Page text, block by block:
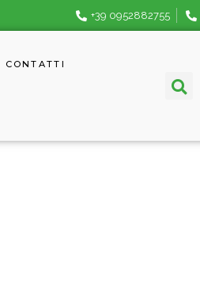
+39 0952882755
CONTATTI